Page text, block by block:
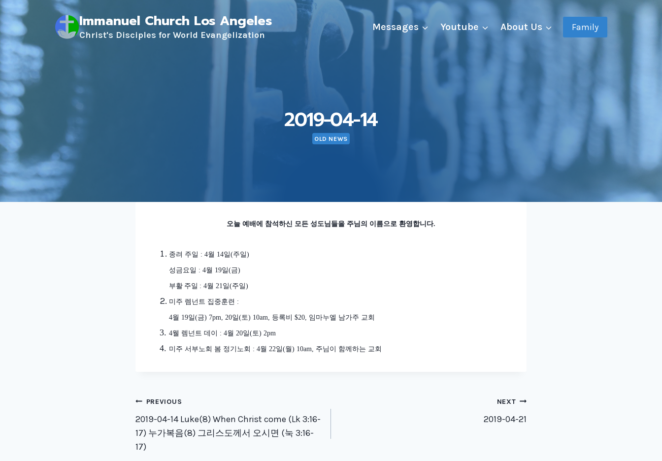
Skip
to
content
Immanuel Church Los Angeles
Christ's Disciples for World Evangelization
Messages Youtube About Us Family
2019-04-14
OLD NEWS
오늘 예배에 참석하신 모든 성도님들을 주님의 이름으로 환영합니다.
종려 주일 : 4월 14일(주일)
성금요일 : 4월 19일(금)
부활 주일 : 4월 21일(주일)
미주 렘넌트 집중훈련 :
4월 19일(금) 7pm, 20일(토) 10am, 등록비 $20, 임마누엘 남가주 교회
4웰 렘넌트 데이 : 4월 20일(토) 2pm
미주 서부노회 봄 정기노회 : 4월 22일(월) 10am, 주님이 함께하는 교회
Post
navigation
PREVIOUS
2019-04-14 Luke(8) When Christ come (Lk 3:16-
17) 누가복음(8) 그리스도께서 오시면 (눅 3:16-
17)
NEXT
2019-04-21